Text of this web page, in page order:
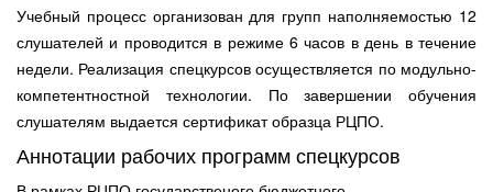
Учебный процесс организован для групп наполняемостью 12
слушателей и проводится в режиме 6 часов в день в течение
недели. Реализация спецкурсов осуществляется по модульно-
компетентностной технологии. По завершении обучения
слушателям выдается сертификат образца РЦПО.
Аннотации рабочих программ спецкурсов